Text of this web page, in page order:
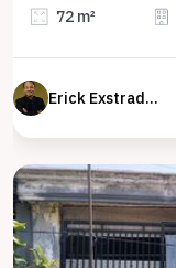
72 m²
Erick Exstrada Susanto